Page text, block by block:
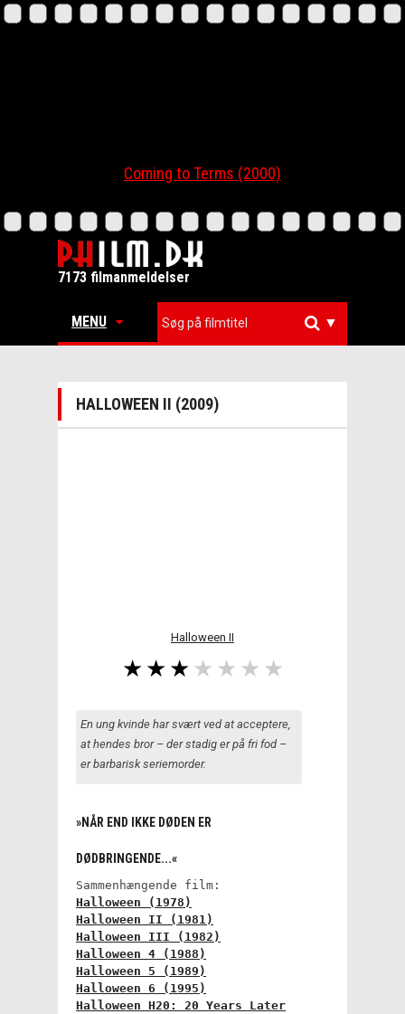
Coming to Terms (2000)
7173 filmanmeldelser
MENU ▼
HALLOWEEN II (2009)
Halloween II
En ung kvinde har svært ved at acceptere,
at hendes bror – der stadig er på fri fod –
er barbarisk seriemorder.
»NÅR END IKKE DØDEN ER
DØDBRINGENDE...«
Sammenhængende film:
Halloween (1978)
Halloween II (1981)
Halloween III (1982)
Halloween 4 (1988)
Halloween 5 (1989)
Halloween 6 (1995)
Halloween H20: 20 Years Later